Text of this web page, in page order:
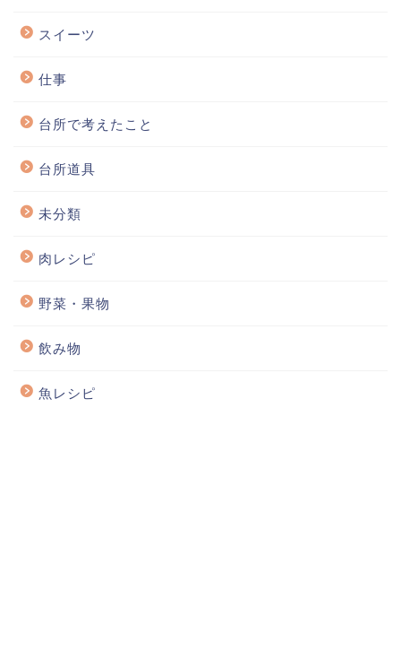
スイーツ
仕事
台所で考えたこと
台所道具
未分類
肉レシピ
野菜・果物
飲み物
魚レシピ